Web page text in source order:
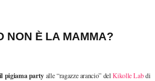
NON È LA MAMMA?
pigiama party alle “ragazze arancio” delKikolle Labdi